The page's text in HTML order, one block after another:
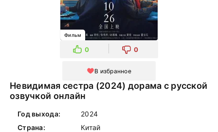
Фильм
0 0
В избранное
Невидимая сестра (2024) дорама с русской
озвучкой онлайн
Год выхода:
2024
Страна:
Китай